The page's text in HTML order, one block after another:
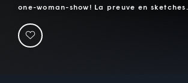
one-woman-show! La preuve en sketches.